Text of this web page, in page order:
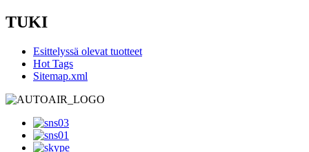
TUKI
Esittelyssä olevat tuotteet
Hot Tags
Sitemap.xml